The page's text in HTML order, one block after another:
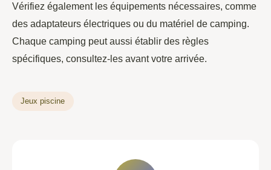
Vérifiez également les équipements nécessaires, comme
des adaptateurs électriques ou du matériel de camping.
Chaque camping peut aussi établir des règles
spécifiques, consultez-les avant votre arrivée.
Jeux piscine